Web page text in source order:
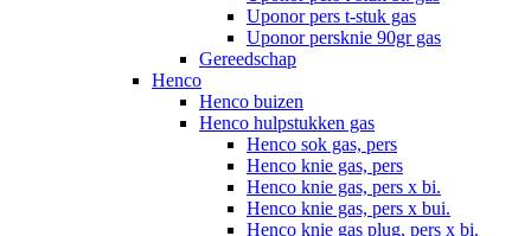
Uponor pers t-stuk gas
Uponor persknie 90gr gas
Gereedschap
Henco
Henco buizen
Henco hulpstukken gas
Henco sok gas, pers
Henco knie gas, pers
Henco knie gas, pers x bi.
Henco knie gas, pers x bui.
Henco knie gas plug, pers x bi.